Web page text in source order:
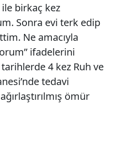
ile birkaç kez
Sonra evi terk edip
Ne amacıyla
ifadelerini
tarihlerde 4 kez Ruh ve
tedavi
ömür